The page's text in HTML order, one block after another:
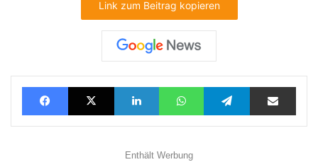
Link zum Beitrag kopieren
FacebookX LinkedInWhatsAppTelegramTeilen via E-Mail
Enthält Werbung